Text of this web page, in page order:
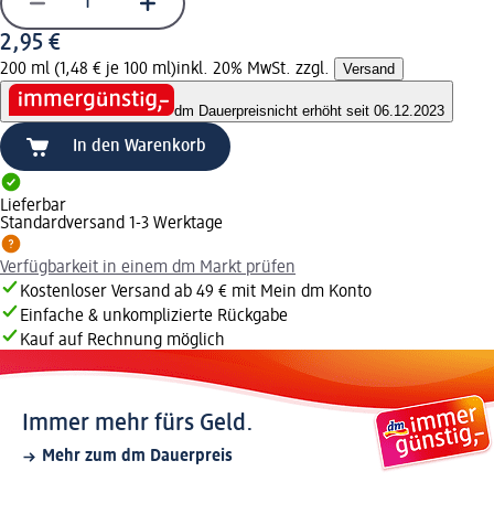
2,95 €
200 ml (1,48 € je 100 ml)inkl. 20% MwSt. zzgl. Versand
dm Dauerpreisnicht erhöht seit 06.12.2023
In den Warenkorb
Lieferbar
Standardversand 1-3 Werktage
Verfügbarkeit in einem dm Markt prüfen
Kostenloser Versand ab 49 € mit Mein dm Konto
Einfache & unkomplizierte Rückgabe
Kauf auf Rechnung möglich
Immer mehr fürs Geld.
Mehr zum dm Dauerpreis